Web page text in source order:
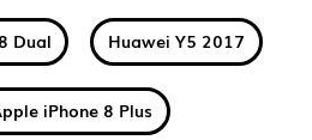
Dual Huawei Y5 2017
iPhone 8 Plus